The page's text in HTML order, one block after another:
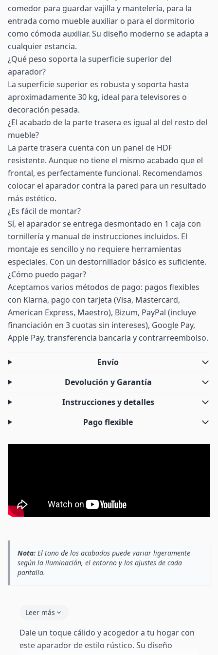
comedor para guardar vajilla y mantelería, para la
entrada como mueble auxiliar o para el dormitorio
como cómoda auxiliar. Su diseño moderno se adapta a
cualquier estancia.
¿Qué peso soporta la superficie superior del
aparador?
La superficie superior es robusta y soporta hasta
aproximadamente 30 kg, ideal para televisores o
decoración pesada.
¿El acabado de la parte trasera es igual al del resto del
mueble?
La parte trasera cuenta con un panel de HDF
resistente. Aunque no tiene el mismo acabado que el
frontal, es perfectamente funcional. Recomendamos
colocar el aparador contra la pared para un resultado
más estético.
¿Es fácil de montar?
Sí, el aparador se entrega desmontado en 1 caja con
tornillería y manual de instrucciones incluidos. El
montaje es sencillo y no requiere herramientas
especiales. Con un destornillador básico es suficiente.
¿Cómo puedo pagar?
Aceptamos varios métodos de pago: pagos flexibles
con Klarna, pago con tarjeta (Visa, Mastercard,
American Express, Maestro), Bizum, PayPal (incluye
financiación en 3 cuotas sin intereses), Google Pay,
Apple Pay, transferencia bancaria y contrarreembolso.
Envío
Devolución y Garantía
Instrucciones y detalles
Pago flexible
Nota: El tono de los acabados puede variar ligeramente
según la iluminación, el entorno y los ajustes de cada
pantalla.
Leer más
Dale un toque cálido y acogedor a tu hogar con
este aparador de estilo rústico. Su diseño